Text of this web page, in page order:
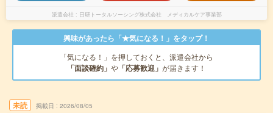
派遣会社 日研トータルソーシング株式会社 メディカルケア事業部
興味があったら「★気になる！」をタップ！
「気になる！」を押しておくと、派遣会社から
「面談確約」 や 「応募歓迎」 が届きます！
未読 掲載日 2026/08/05